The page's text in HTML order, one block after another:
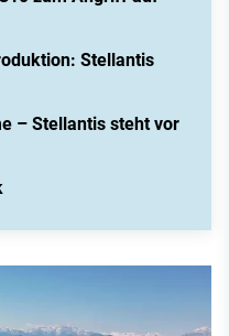
Stellantis
– Stellantis steht vor